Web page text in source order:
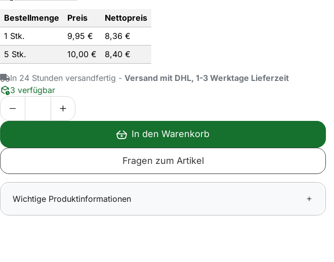
Bestellmenge Preis
Nettopreis
1 Stk.
9,95 € 8,36 €
5 Stk.
10,00 € 8,40 €
In 24 Stunden versandfertig - Versand mit DHL, 1-3 Werktage Lieferzeit
3 verfügbar
In den Warenkorb
Fragen zum Artikel
Wichtige Produktinformationen